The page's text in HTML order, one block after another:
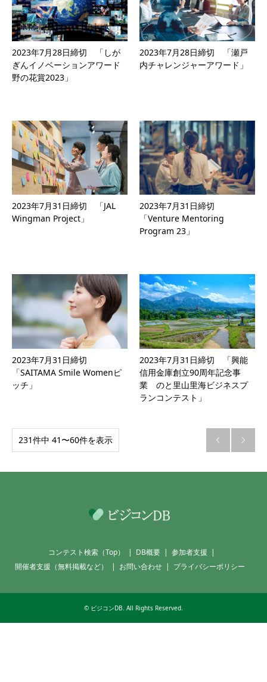
2023年7月28日締切 「しが
ぎんイノベーションアワード
野の花賞2023」
2023年7月28日締切 「瀬戸
内チャレンジャーアワード」
2023年7月31日締切 「JAL
Wingman Project」
2023年7月31日締切
「Venture Mentoring
Program 23」
2023年7月31日締切
「SAITAMA Smile Womenピ
ッチ」
2023年7月31日締切 「興能
信用金庫創立90周年記念事
業 のと里山里海ビジネスプ
ランコンテスト」
231件中 41〜60件を表示  
コンテスト検索（Top） DB概要
参加者支援
開催者支援（無料掲載など）
お問い合わせ プライバシーポリシー
© ビジコンDB. All Rights Reserved.